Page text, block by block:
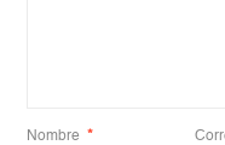
Nombre *